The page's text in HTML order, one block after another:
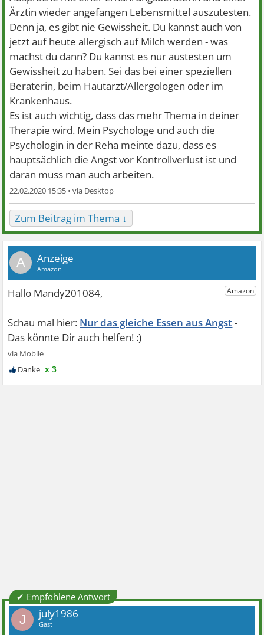
Ärztin wieder angefangen Lebensmittel auszutesten.
Denn ja, es gibt nie Gewissheit. Du kannst auch von
jetzt auf heute allergisch auf Milch werden - was
machst du dann? Du kannst es nur austesten um
Gewissheit zu haben. Sei das bei einer speziellen
Beraterin, beim Hautarzt/Allergologen oder im
Krankenhaus.
Es ist auch wichtig, dass das mehr Thema in deiner
Therapie wird. Mein Psychologe und auch die
Psychologin in der Reha meinte dazu, dass es
hauptsächlich die Angst vor Kontrollverlust ist und
daran muss man auch arbeiten.
22.02.2020 15:35 •
Zum Beitrag im Thema ↓
A
Nur das gleiche Essen aus Angst
x 3
✔ Empfohlene Antwort
J july1986
Gast